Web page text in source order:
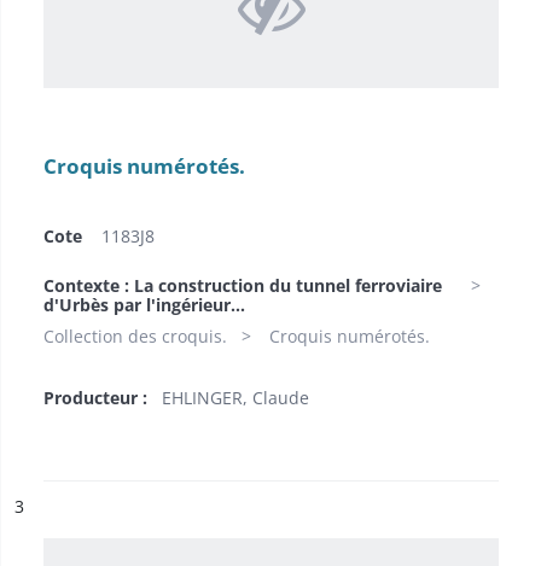
Croquis numérotés.
Cote 1183J8
Contexte : La construction du tunnel ferroviaire
d'Urbès par l'ingérieur...
Collection des croquis.
Croquis numérotés.
Producteur : EHLINGER, Claude
n°
3